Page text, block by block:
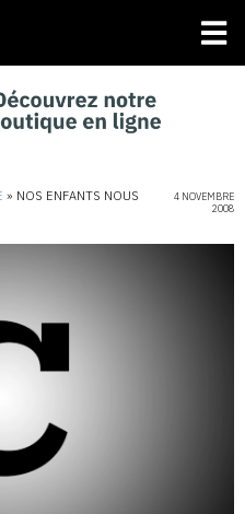
» NOS ENFANTS NOUS
4 NOVEMBRE
2008